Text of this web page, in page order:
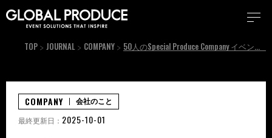
TOP JOURNAL COMPANY 50人のSpecial Produce Company イベントで世界を揺さぶるチームの物語
COMPANY 会社のこと
最終更新日： 2025-10-01